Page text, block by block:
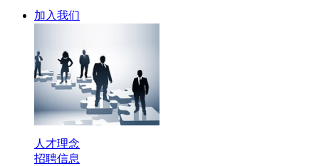
加入我们
人才理念
招聘信息